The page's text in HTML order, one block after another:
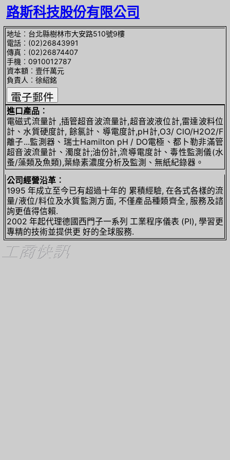
路斯科技股份有限公司
地址︰台北縣樹林市大安路510號9樓
電話︰(02)26843991
傳真︰(02)26874407
手機︰0910012787
資本額︰壹仟萬元
負責人︰徐紹銘
進口產品︰
電磁式流量計 ,插管超音波流量計,超音波液位計,雷達波料位
計、水質硬度計, 餘氯計、導電度計,pH計,O3/ ClO/H2O2/F
離子...監測器、瑞士Hamilton pH / DO電極、都卜勒非滿管
超音波流量計、濁度計;油份計,流導電度計、毒性監測儀(水
蚤/藻類及魚類),葉綠素濃度分析及監測、無紙紀錄器。
公司經營沿革︰
1995 年成立至今已有超過十年的 累積經驗, 在各式各樣的流
量/液位/料位及水質監測方面, 不僅產品種類齊全, 服務及諮
詢更值得信賴.
2002 年起代理德國西門子一系列 工業程序儀表 (PI), 學習更
專精的技術並提供更 好的全球服務.